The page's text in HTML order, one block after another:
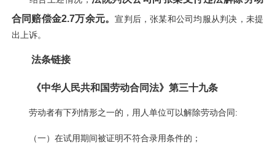
合同赔偿金2.7万余元。宣判后，张某和公司均服从判决，未提
出上诉。
法条链接
《中华人民共和国劳动合同法》第三十九条
劳动者有下列情形之一的，用人单位可以解除劳动合同:
（一）在试用期间被证明不符合录用条件的；